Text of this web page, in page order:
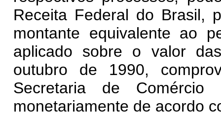
Receita Federal do Brasil,
montante equivalente ao
aplicado sobre o valor
outubro de 1990,
Secretaria de
monetariamente de acordo